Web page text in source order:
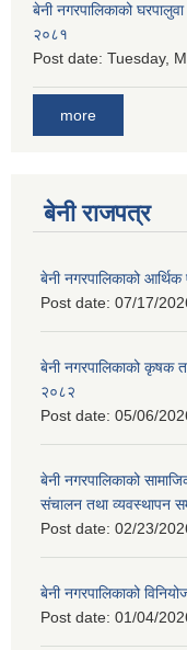
बेनी नगरपालिकाको
२०८१
Post date: Tuesday,
more
बेनी राजपत्र
बेनी नगरपालिकाको
Post date: 07/17/
बेनी नगरपालिकाको कृषक
२०८२
Post date: 05/06/
बेनी नगरपालिकाको
संचालन तथा व्यवस्थापन
Post date: 02/23/
बेनी नगरपालिकाको
Post date: 01/04/